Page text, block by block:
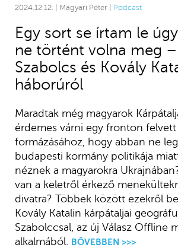
2024.12.12. | Magyari Péter | Podcast
Egy sort se írtam le
ne történt volna meg
Szabolcs és Kovály
háborúról
Maradtak még magyarok
érdemes várni egy fronton felvett
formázásához, hogy abban ne
budapesti kormány politikája
néznek a magyarokra
van a keletről érkező
divatra? Többek között ezekről
Kovály Katalin kárpátaljai
Szabolccsal, az új Válasz Offline
alkalmából.
BŐVEBBEN >>>